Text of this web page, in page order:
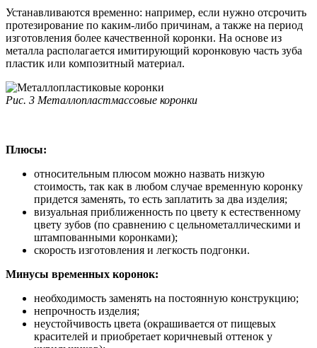
Устанавливаются временно: например, если нужно отсрочить
протезирование по каким-либо причинам, а также на период
изготовления более качественной коронки. На основе из
металла располагается имитирующий коронковую часть зуба
пластик или композитный материал.
Рис. 3 Металлопластмассовые коронки
Плюсы:
относительным плюсом можно назвать низкую
стоимость, так как в любом случае временную коронку
придется заменять, то есть заплатить за два изделия;
визуальная приближенность по цвету к естественному
цвету зубов (по сравнению с цельнометаллическими и
штампованными коронками);
скорость изготовления и легкость подгонки.
Минусы временных коронок:
необходимость заменять на постоянную конструкцию;
непрочность изделия;
неустойчивость цвета (окрашивается от пищевых
красителей и приобретает коричневый оттенок у